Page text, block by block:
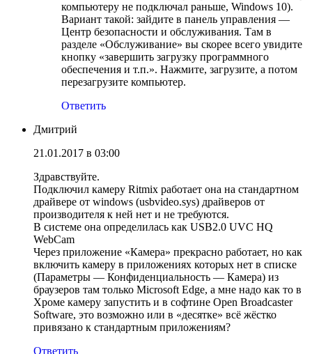
компьютеру не подключал раньше, Windows 10).
Вариант такой: зайдите в панель управления —
Центр безопасности и обслуживания. Там в
разделе «Обслуживание» вы скорее всего увидите
кнопку «завершить загрузку программного
обеспечения и т.п.». Нажмите, загрузите, а потом
перезагрузите компьютер.
Ответить
Дмитрий
21.01.2017 в 03:00
Здравствуйте.
Подключил камеру Ritmix работает она на стандартном
драйвере от windows (usbvideo.sys) драйверов от
производителя к ней нет и не требуются.
В системе она определилась как USB2.0 UVC HQ
WebCam
Через приложение «Камера» прекрасно работает, но как
включить камеру в приложениях которых нет в списке
(Параметры — Конфиденциальность — Камера) из
браузеров там только Microsoft Edge, а мне надо как то в
Хроме камеру запустить и в софтине Open Broadcaster
Software, это возможно или в «десятке» всё жёстко
привязано к стандартным приложениям?
Ответить